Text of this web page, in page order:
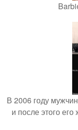
В 2006 году
и после этого